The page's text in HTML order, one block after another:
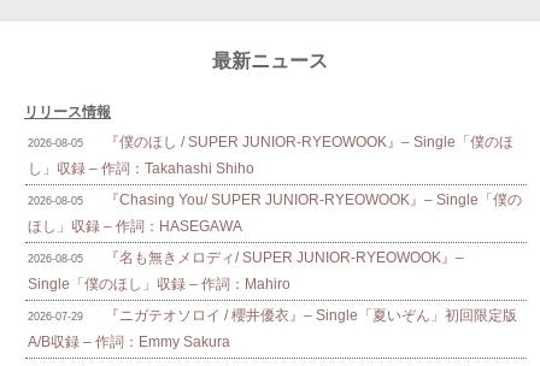
最新ニュース
リリース情報
2026-08-05
『僕のほし / SUPER JUNIOR-RYEOWOOK』– Single「僕のほ
し」収録 – 作詞：Takahashi Shiho
2026-08-05
『Chasing You/ SUPER JUNIOR-RYEOWOOK』– Single「僕の
ほし」収録 – 作詞：HASEGAWA
2026-08-05
『名も無きメロディ/ SUPER JUNIOR-RYEOWOOK』–
Single「僕のほし」収録 – 作詞：Mahiro
2026-07-29
『ニガテオソロイ / 櫻井優衣』– Single「夏いぞん」初回限定版
A/B収録 – 作詞：Emmy Sakura